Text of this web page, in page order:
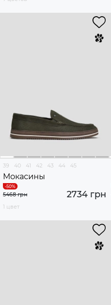
39 40 41 42 43 44 45
Мокасины
2734 грн
5468 грн
1 цвет